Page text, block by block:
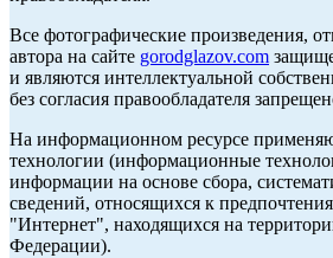
Все фотографические произведения,
автора на сайте gorodglazov.com
и являются интеллектуальной
без согласия правообладателя
На информационном ресурсе
технологии (информационные
информации на основе сбора,
сведений, относящихся к
"Интернет", находящихся на
Федерации).